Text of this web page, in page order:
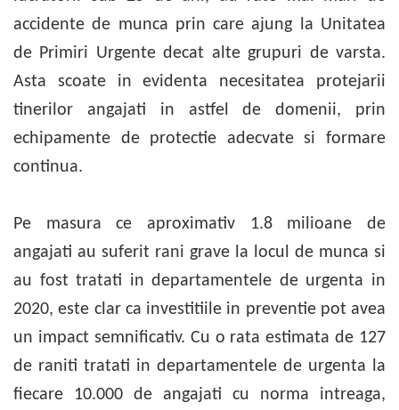
accidente de munca prin care ajung la Unitatea
de Primiri Urgente decat alte grupuri de varsta.
Asta scoate in evidenta necesitatea protejarii
tinerilor angajati in astfel de domenii, prin
echipamente de protectie adecvate si formare
continua.
Pe masura ce aproximativ 1.8 milioane de
angajati au suferit rani grave la locul de munca si
au fost tratati in departamentele de urgenta in
2020, este clar ca investitiile in preventie pot avea
un impact semnificativ. Cu o rata estimata de 127
de raniti tratati in departamentele de urgenta la
fiecare 10.000 de angajati cu norma intreaga,